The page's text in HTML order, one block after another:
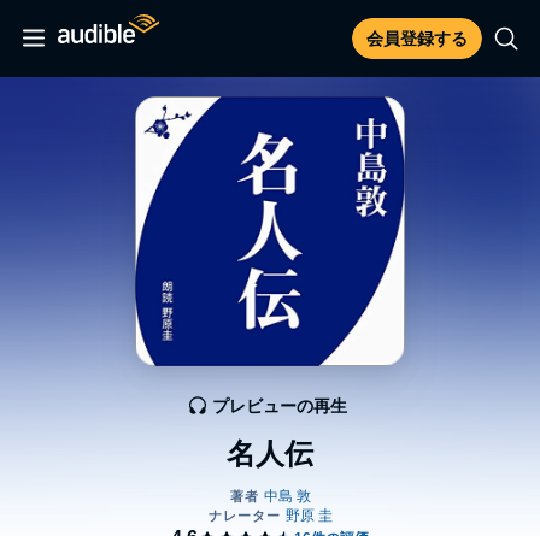
会員登録する
名人伝
プレビューの再生